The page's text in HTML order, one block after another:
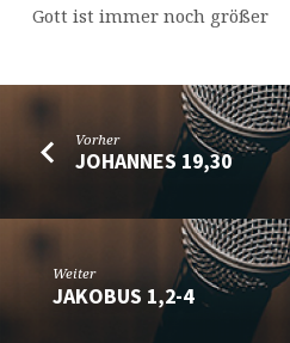
Gott ist immer noch größer
Vorher
JOHANNES 19,30
Weiter
JAKOBUS 1,2-4